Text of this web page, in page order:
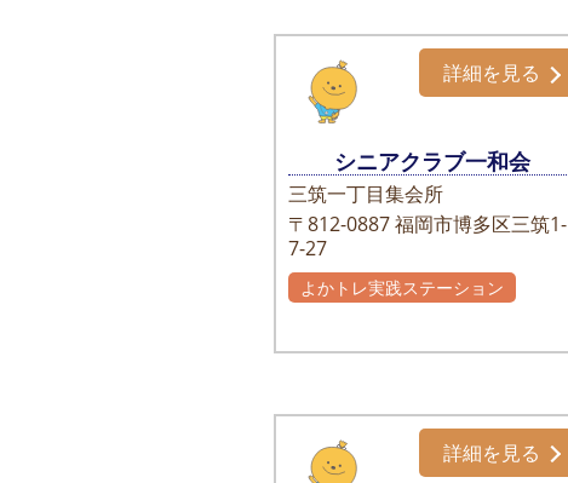
シニアクラブ一和会
三筑一丁目集会所
〒812-0887福岡市博多区三筑1-
7-27
詳細を見る
よかトレ実践ステーション
詳細を見る